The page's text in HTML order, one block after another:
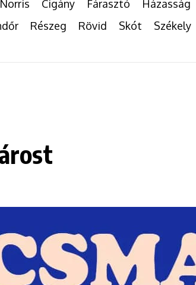
Cigány Fárasztó Házasság
Részeg Rövid Skót Székely